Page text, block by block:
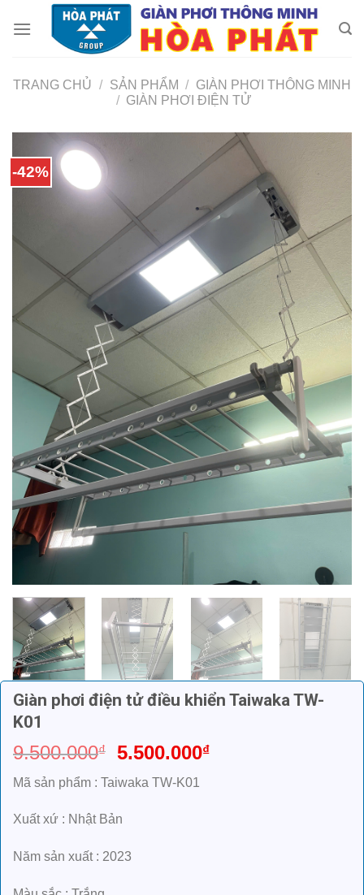
TRANG CHỦ / SẢN PHẨM / GIÀN PHƠI THÔNG MINH
/ GIÀN PHƠI ĐIỆN TỬ
-42%
Giàn phơi điện tử điều khiển Taiwaka TW-
K01
9.500.000₫
Giá
là:
5.500.000₫Giá
Mã sản phẩm : Taiwaka TW-K01
Xuất xứ : Nhật Bản
Năm sản xuất : 2023